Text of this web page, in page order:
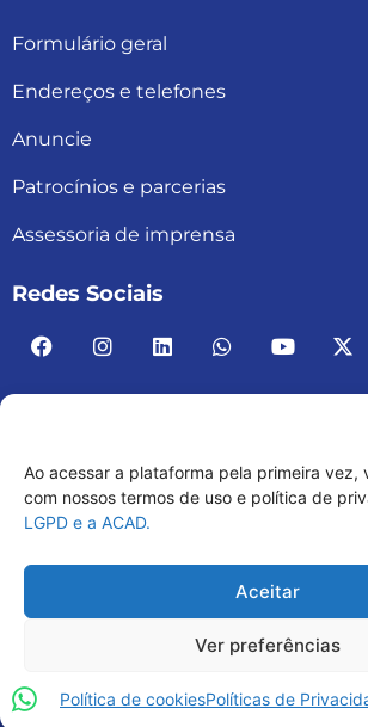
Ao acessar a plataforma pela primeira vez,
com nossos termos de uso e política de
LGPD e a ACAD.
Aceitar
Ver preferências
Política de cookiesPolíticas de
Formulário geral
Endereços e telefones
Anuncie
Patrocínios e parcerias
Assessoria de imprensa
Redes Sociais
ACAD BRASIL –